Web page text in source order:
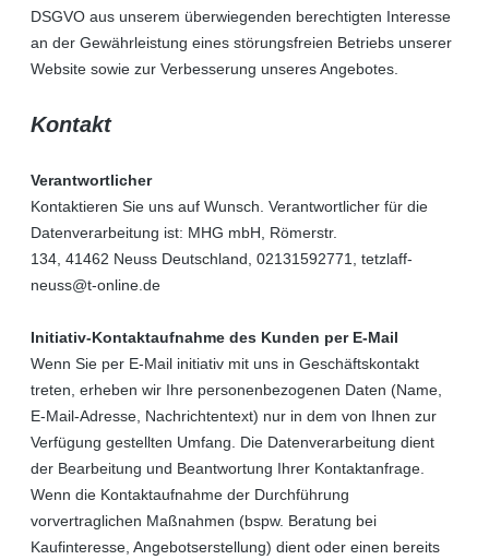
DSGVO aus unserem überwiegenden berechtigten Interesse
an der Gewährleistung eines störungsfreien Betriebs unserer
Website sowie zur Verbesserung unseres Angebotes.
Kontakt
Verantwortlicher
Kontaktieren Sie uns auf Wunsch. Verantwortlicher für die
Datenverarbeitung ist: MHG mbH, Römerstr.
134, 41462 Neuss Deutschland, 02131592771, tetzlaff-
neuss@t-online.de
Initiativ-Kontaktaufnahme des Kunden per E-Mail
Wenn Sie per E-Mail initiativ mit uns in Geschäftskontakt
treten, erheben wir Ihre personenbezogenen Daten (Name,
E-Mail-Adresse, Nachrichtentext) nur in dem von Ihnen zur
Verfügung gestellten Umfang. Die Datenverarbeitung dient
der Bearbeitung und Beantwortung Ihrer Kontaktanfrage.
Wenn die Kontaktaufnahme der Durchführung
vorvertraglichen Maßnahmen (bspw. Beratung bei
Kaufinteresse, Angebotserstellung) dient oder einen bereits